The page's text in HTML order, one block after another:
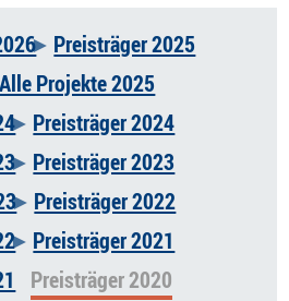
Preisträger 2025
Alle Projekte 2025
Preisträger 2024
Preisträger 2023
Preisträger 2022
Preisträger 2021
Preisträger 2020